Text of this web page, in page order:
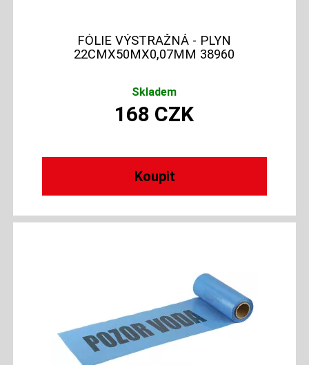
FÓLIE VÝSTRAŽNÁ - PLYN
22CMX50MX0,07MM 38960
Skladem
168 CZK